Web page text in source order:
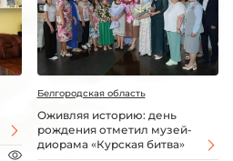
Белгородская область
Оживляя историю: день
рождения отметил музей-
диорама «Курская битва»